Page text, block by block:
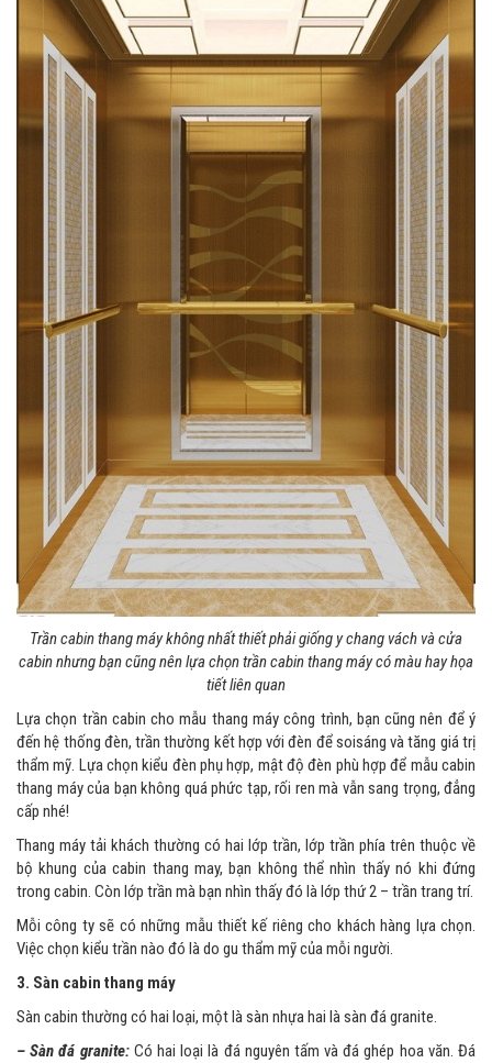
Trần cabin thang máy không nhất thiết phải giống y chang vách và cửa
cabin nhưng bạn cũng nên lựa chọn trần cabin thang máy có màu hay họa
tiết liên quan
Lựa chọn trần cabin cho mẫu thang máy công trình, bạn cũng nên để ý
đến hệ thống đèn, trần thường kết hợp với đèn để soisáng và tăng giá trị
thẩm mỹ. Lựa chọn kiểu đèn phụ hợp, mật độ đèn phù hợp để mẫu cabin
thang máy của bạn không quá phức tạp, rối ren mà vẫn sang trọng, đẳng
cấp nhé!
Thang máy tải khách thường có hai lớp trần, lớp trần phía trên thuộc về
bộ khung của cabin thang may, bạn không thể nhìn thấy nó khi đứng
trong cabin. Còn lớp trần mà bạn nhìn thấy đó là lớp thứ 2 – trần trang trí.
Mỗi công ty sẽ có những mẫu thiết kế riêng cho khách hàng lựa chọn.
Việc chọn kiểu trần nào đó là do gu thẩm mỹ của mỗi người.
3. Sàn cabin thang máy
Sàn cabin thường có hai loại, một là sàn nhựa hai là sàn đá granite.
– Sàn đá granite:Có hai loại là đá nguyên tấm và đá ghép hoa văn. Đá